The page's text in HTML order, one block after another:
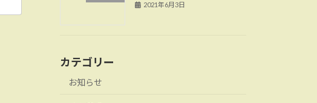
2021年6月3日
カテゴリー
お知らせ